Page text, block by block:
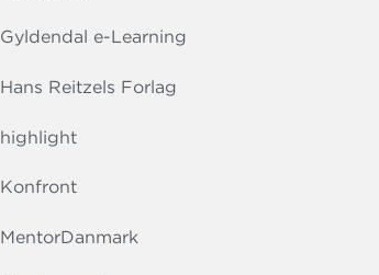
Gyldendal e-Learning
Hans Reitzels Forlag
highlight
Konfront
MentorDanmark